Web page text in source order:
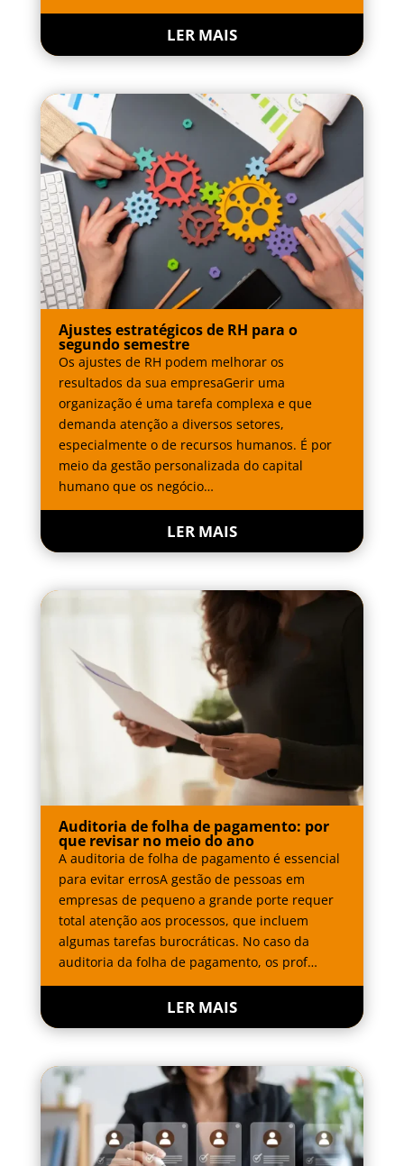
LER MAIS
Ajustes estratégicos de RH para o
segundo semestre
Os ajustes de RH podem melhorar os
resultados da sua empresaGerir uma
organização é uma tarefa complexa e que
demanda atenção a diversos setores,
especialmente o de recursos humanos. É por
meio da gestão personalizada do capital
humano que os negócio…
LER MAIS
Auditoria de folha de pagamento: por
que revisar no meio do ano
A auditoria de folha de pagamento é essencial
para evitar errosA gestão de pessoas em
empresas de pequeno a grande porte requer
total atenção aos processos, que incluem
algumas tarefas burocráticas. No caso da
auditoria da folha de pagamento, os prof…
LER MAIS